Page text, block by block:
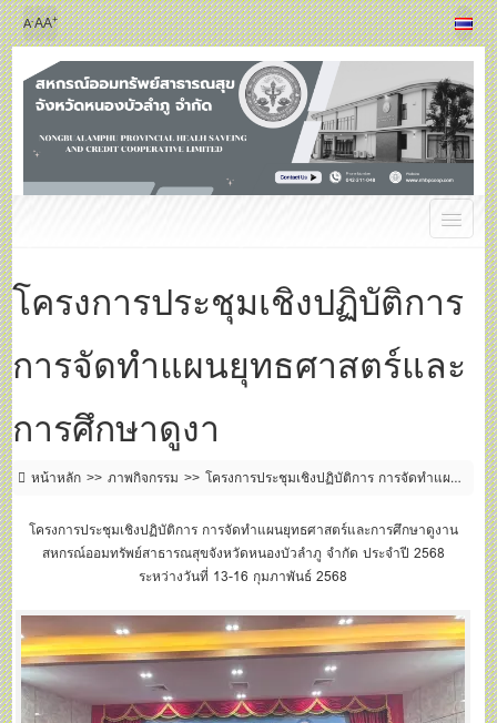
A-AA+
โครงการประชุมเชิงปฏิบัติการ
การจัดทำแผนยุทธศาสตร์และ
การศึกษาดูงา
หน้าหลัก ภาพกิจกรรม
โครงการประชุมเชิงปฏิบัติการ การจัดทำแผน
โครงการประชุมเชิงปฏิบัติการ การจัดทำแผนยุทธศาสตร์และการศึกษาดูงาน
สหกรณ์ออมทรัพย์สาธารณสุขจังหวัดหนองบัวลำภู จำกัด ประจำปี 2568
ระหว่างวันที่ 13-16 กุมภาพันธ์ 2568